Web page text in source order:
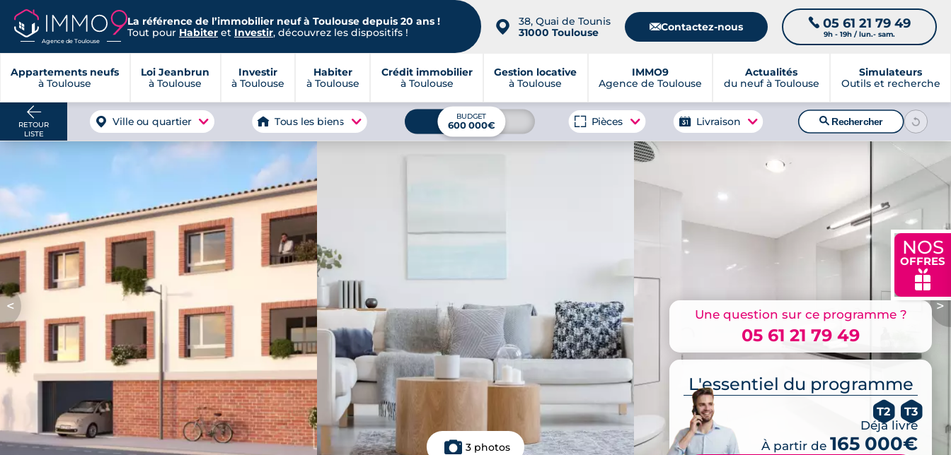
Agence de Toulouse
La référence de l’immobilier neuf à Toulouse depuis 20 ans !
Tout pour Habiter et Investir, découvrez les dispositifs ! 📍
38, Quai de Tounis
31000 Toulouse
📧Contactez-nous 📞 05 61 21 79 49
9h - 19h / lun.- sam.
Appartements neufs
à Toulouse
Loi Jeanbrun
à Toulouse
Investir
à Toulouse
Habiter
à Toulouse
Crédit immobilier
à Toulouse
Gestion locative
à Toulouse
IMMO9
Agence de Toulouse
Actualités
du neuf à Toulouse
Simulateurs
Outils et recherche
NOS
OFFRES
🎁
RETOUR
LISTE
Ville ou quartier Tous les biens BUDGET
600 000€ Pièces Livraison 🔍Rechercher
< >
3 photos
Une question sur ce programme ?
05 61 21 79 49
L'essentiel du programme
T2 T3
Déjà livré
À partir de 165 000€